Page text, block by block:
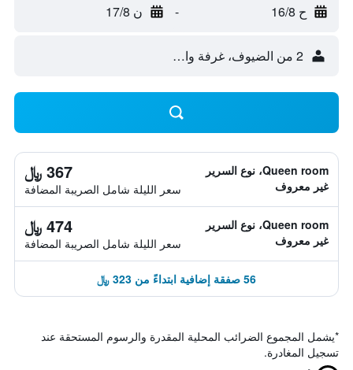
ح 16/8 - ن 17/8
2 من الضيوف، غرفة واحدة
Queen room، نوع السرير
غير معروف
367 ﷼
سعر الليلة شامل الصريبة المضافة
Queen room، نوع السرير
غير معروف
474 ﷼
سعر الليلة شامل الصريبة المضافة
56 صفقة إضافية ابتداءً من 323 ﷼
*يشمل المجموع الضرائب المحلية المقدرة والرسوم المستحقة عند
تسجيل المغادرة.